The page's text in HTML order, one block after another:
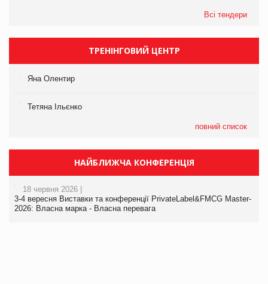
Всі тендери
ТРЕНІНГОВИЙ ЦЕНТР
Яна Олентир
Тетяна Ільєнко
повний список
НАЙБЛИЖЧА КОНФЕРЕНЦІЯ
18 червня 2026 |
3-4 вересня Виставки та конференції PrivateLabel&FMCG Master-
2026: Власна марка - Власна перевага